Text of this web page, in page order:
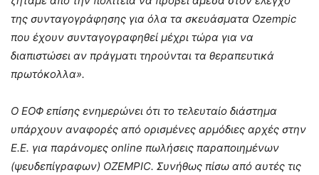
της συνταγογράφησης για όλα τα σκευάσματα Ozempic
που έχουν συνταγογραφηθεί μέχρι τώρα για να
διαπιστώσει αν πράγματι τηρούνται τα θεραπευτικά
πρωτόκολλα».
Ο ΕΟΦ επίσης ενημερώνει ότι το τελευταίο διάστημα
υπάρχουν αναφορές από ορισμένες αρμόδιες αρχές στην
Ε.Ε. για παράνομες online πωλήσεις παραποιημένων
(ψευδεπίγραφων) OZEMPIC. Συνήθως πίσω από αυτές τις